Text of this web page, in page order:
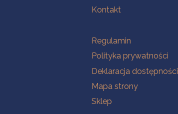
Kontakt
Na skróty
Regulamin
Polityka prywatności
Deklaracja dostępności
Mapa strony
Sklep